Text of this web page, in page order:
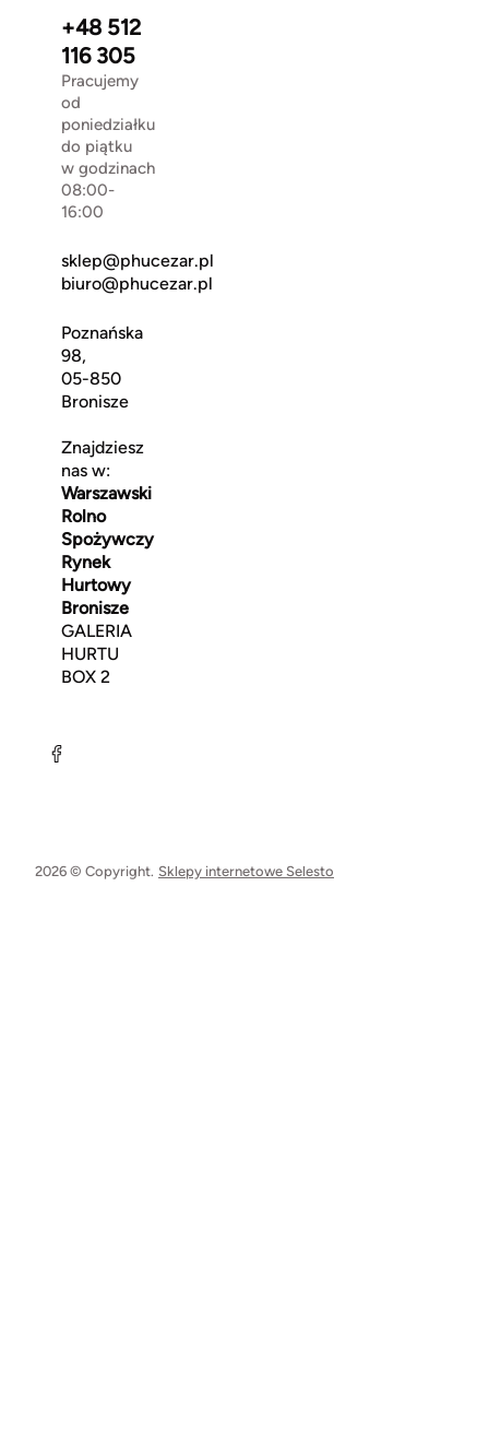
+48 512
116 305
Pracujemy
od
poniedziałku
do piątku
w godzinach
08:00-
16:00
sklep@phucezar.pl
biuro@phucezar.pl
Poznańska
98,
05-850
Bronisze
Znajdziesz
nas w:
Warszawski
Rolno
Spożywczy
Rynek
Hurtowy
Bronisze
GALERIA
HURTU
BOX 2
2026 © Copyright. Sklepy internetowe Selesto